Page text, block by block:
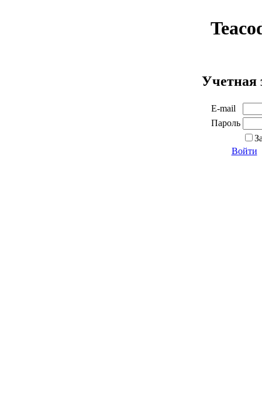
Учетная
E-mail
Пароль
Войти